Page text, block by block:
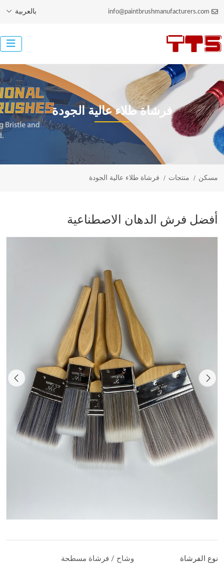
info@paintbrushmanufacturers.com بالعربية
فرشاة طلاء عالية الجودة
مسكن منتجات فرشاة طلاء عالية الجودة
أفضل فرش الدهان الاصطناعية
نوع الفرشاة وشاح / فرشاة مسطحة